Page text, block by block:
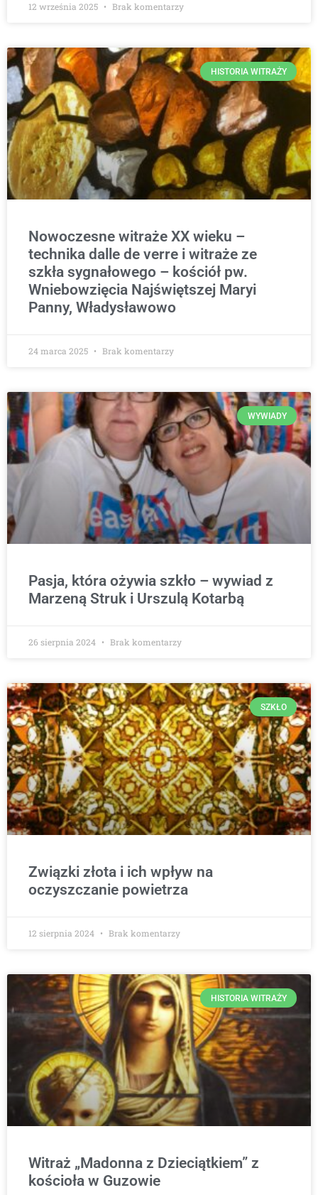
12 września 2025 Brak komentarzy
HISTORIA WITRAŻY
Nowoczesne witraże XX wieku –
technika dalle de verre i witraże ze
szkła sygnałowego – kościół pw.
Wniebowzięcia Najświętszej Maryi
Panny, Władysławowo
24 marca 2025 Brak komentarzy
WYWIADY
Pasja, która ożywia szkło – wywiad z
Marzeną Struk i Urszulą Kotarbą
26 sierpnia 2024 Brak komentarzy
SZKŁO
Związki złota i ich wpływ na
oczyszczanie powietrza
12 sierpnia 2024 Brak komentarzy
HISTORIA WITRAŻY
Witraż „Madonna z Dzieciątkiem” z
kościoła w Guzowie